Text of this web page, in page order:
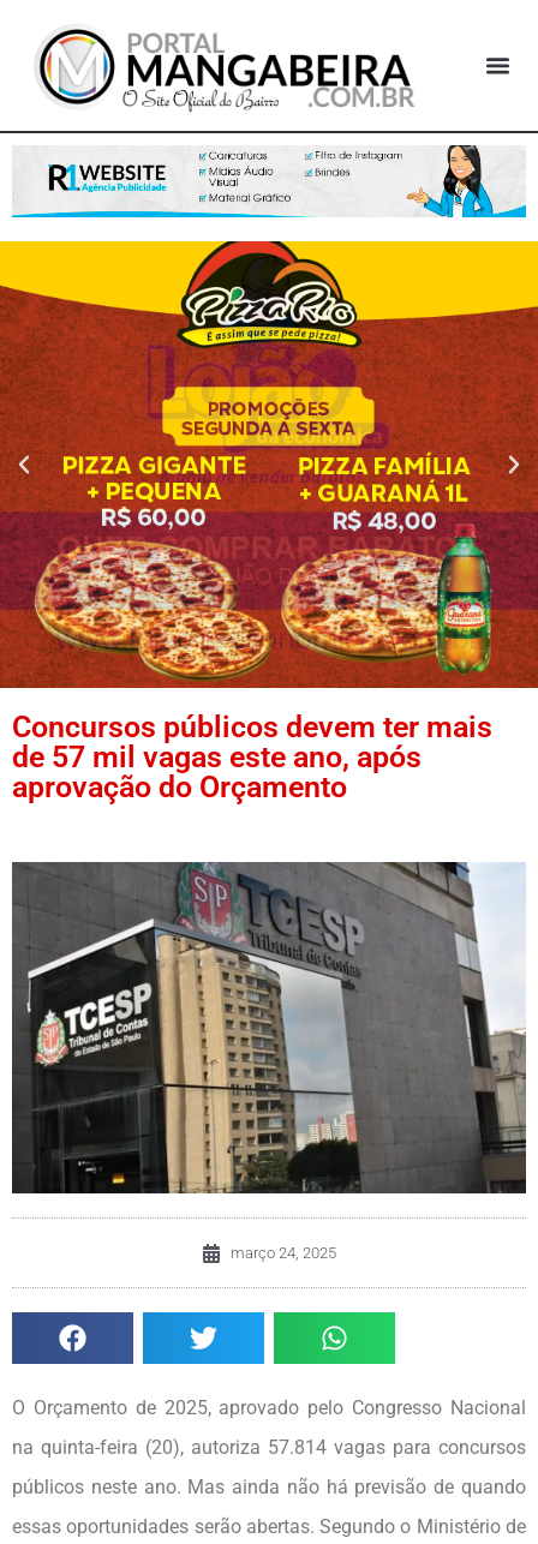
Concursos públicos devem ter mais
de 57 mil vagas este ano, após
aprovação do Orçamento
março 24, 2025
O Orçamento de 2025, aprovado pelo Congresso Nacional
na quinta-feira (20), autoriza 57.814 vagas para concursos
públicos neste ano. Mas ainda não há previsão de quando
essas oportunidades serão abertas. Segundo o Ministério de